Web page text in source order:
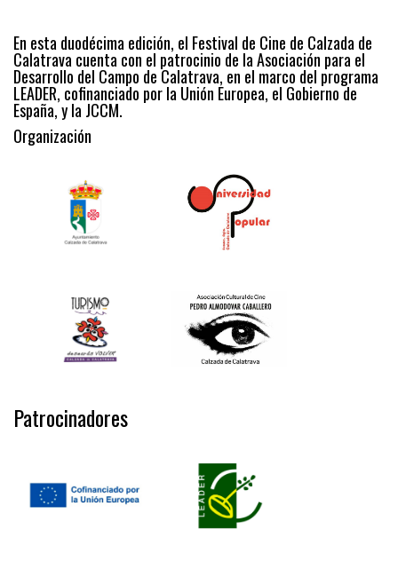
En esta duodécima edición, el Festival de Cine de Calzada de
Calatrava cuenta con el patrocinio de la Asociación para el
Desarrollo del Campo de Calatrava, en el marco del programa
LEADER, cofinanciado por la Unión Europea, el Gobierno de
España, y la JCCM.
Organización
Patrocinadores